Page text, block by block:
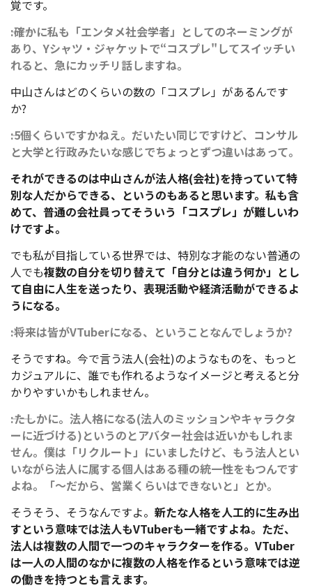
覚です。
――:確かに私も「エンタメ社会学者」としてのネーミングが
あり、Yシャツ・ジャケットで“コスプレ"してスイッチい
れると、急にカッチリ話しますね。
中山さんはどのくらいの数の「コスプレ」があるんです
か?
――:5個くらいですかねえ。だいたい同じですけど、コンサル
と大学と行政みたいな感じでちょっとずつ違いはあって。
それができるのは中山さんが法人格(会社)を持っていて特
別な人だからできる、というのもあると思います。私も含
めて、普通の会社員ってそういう「コスプレ」が難しいわ
けですよ。
でも私が目指している世界では、特別な才能のない普通の
人でも複数の自分を切り替えて「自分とは違う何か」とし
て自由に人生を送ったり、表現活動や経済活動ができるよ
うになる。
――:将来は皆がVTuberになる、ということなんでしょうか?
そうですね。今で言う法人(会社)のようなものを、もっと
カジュアルに、誰でも作れるようなイメージと考えると分
かりやすいかもしれません。
――:たしかに。法人格になる(法人のミッションやキャラクタ
ーに近づける)というのとアバター社会は近いかもしれま
せん。僕は「リクルート」にいましたけど、もう法人とい
いながら法人に属する個人はある種の統一性をもつんです
よね。「～だから、営業くらいはできないと」とか。
そうそう、そうなんですよ。 新たな人格を人工的に生み出
すという意味では法人もVTuberも一緒ですよね。ただ、
法人は複数の人間で一つのキャラクターを作る。VTuber
は一人の人間のなかに複数の人格を作るという意味では逆
の働きを持つとも言えます。